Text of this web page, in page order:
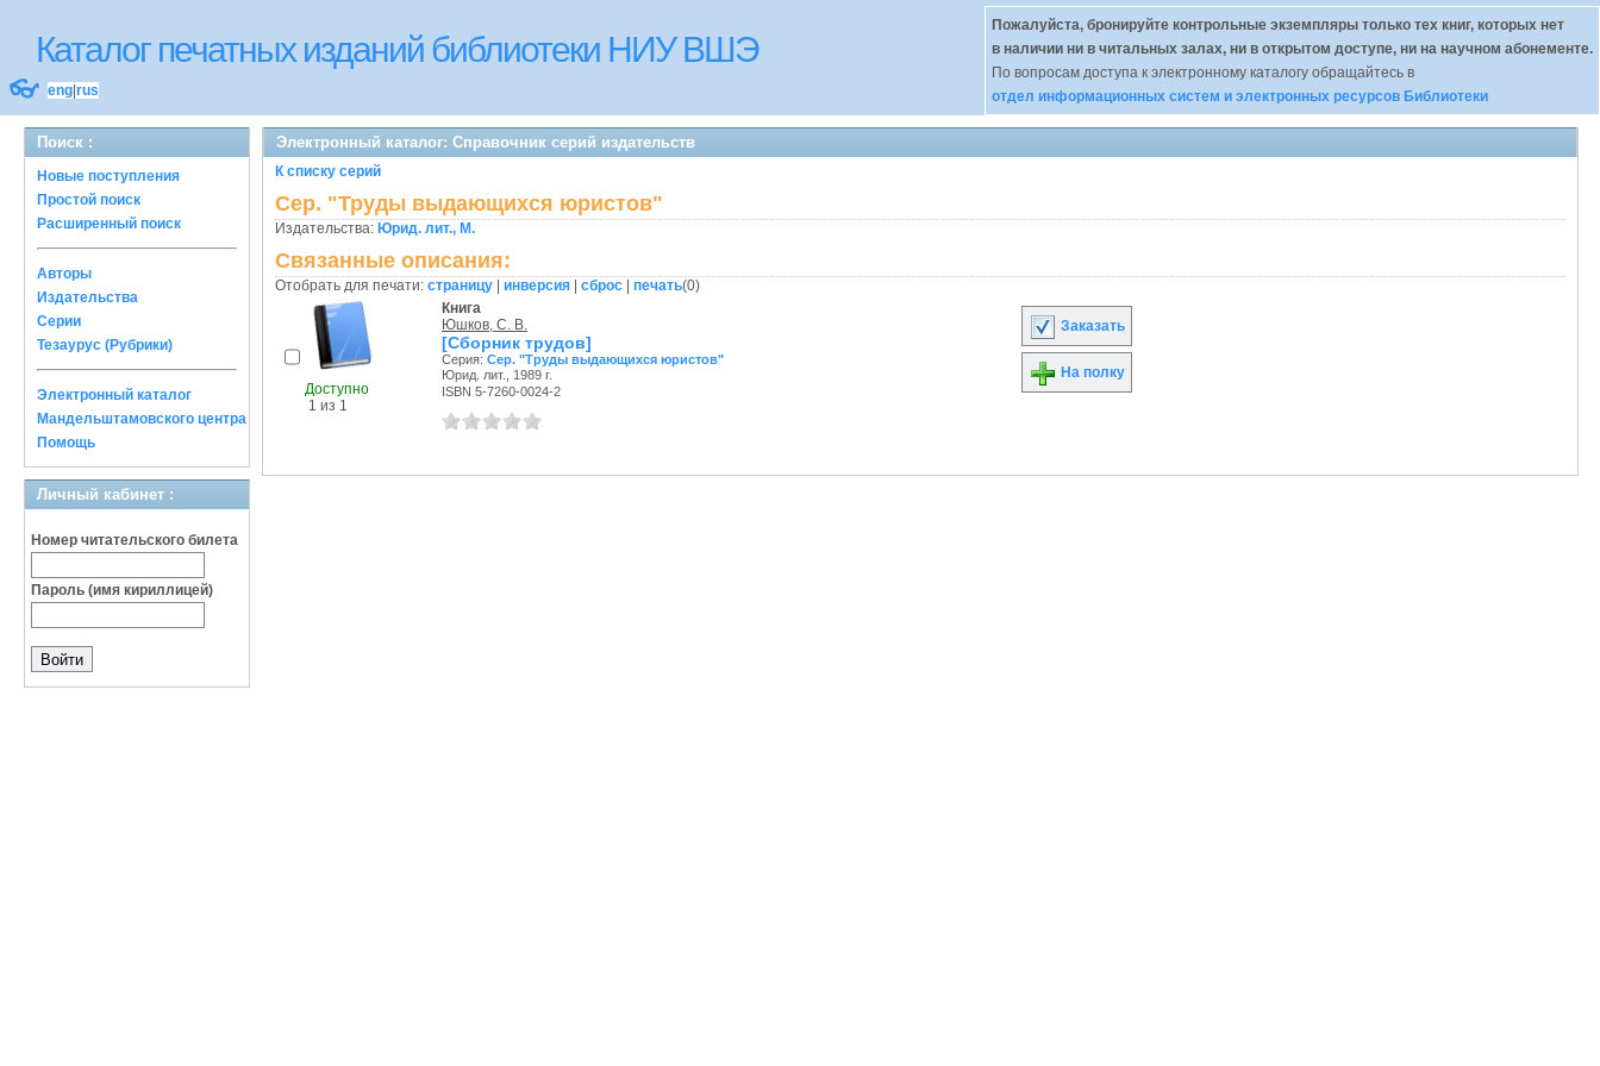
Каталог печатных изданий библиотеки НИУ ВШЭ
👓 eng rus
Пожалуйста, бронируйте контрольные экземпляры только тех книг, которых нет
в наличии ни в читальных залах, ни в открытом доступе, ни на научном абонементе.
По вопросам доступа к электронному каталогу обращайтесь в
отдел информационных систем и электронных ресурсов Библиотеки
Поиск :
Новые поступления
Простой поиск
Расширенный поиск
Авторы
Издательства
Серии
Тезаурус (Рубрики)
Электронный каталог
Мандельштамовского центра
Помощь
Личный кабинет :
Номер читательского билета
Пароль (имя кириллицей)
Электронный каталог: Справочник серий издательств
К списку серий
Сер. "Труды выдающихся юристов"
Издательства: Юрид. лит., М.
Связанные описания:
Отобрать для печати: страницу инверсия сброс печать(0)
Доступно
1 из 1
Книга
Юшков, С. В.
[Сборник трудов]
Серия: Сер. "Труды выдающихся юристов"
Юрид. лит., 1989 г.
ISBN 5-7260-0024-2
Заказать
На полку